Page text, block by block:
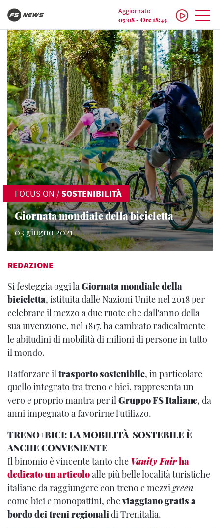
Aggiornato
05/08 - Ore 18:45
FOCUS ON /SOSTENIBILITÀ
Giornata mondiale della bicicletta
03 giugno 2021
REDAZIONE
Si festeggia oggi laGiornata mondiale della
bicicletta, istituita dalle Nazioni Unite nel 2018 per
celebrare il mezzo a due ruote che dall'anno della
sua invenzione, nel 1817, ha cambiato radicalmente
le abitudini di mobilità di milioni di persone in tutto
il mondo.
Rafforzare iltrasporto sostenibile, in particolare
quello integrato tra treno e bici, rappresenta un
vero e proprio mantra per ilGruppo FS Italiane, da
anni impegnato a favorirne l'utilizzo.
TRENO+BICI: LA MOBILITÀ SOSTEBILE È
ANCHE CONVENIENTE
Il binomio è vincente tanto che Vanity Fairha
dedicato un articoloalle più belle località turistiche
italiane da raggiungere con treno e mezzigreen
come bici e monopattini, cheviaggiano gratis a
bordo dei treni regionalidi Trenitalia.